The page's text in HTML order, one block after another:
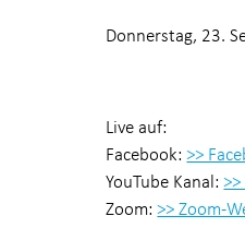
Donnerstag, 23.
Live auf:
Facebook:>>
YouTube Kanal:
Zoom:>> Zoom-